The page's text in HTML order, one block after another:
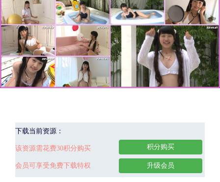
下载当前资源：
该资源需花费30积分购买
会员可享受免费下载特权
积分购买
升级会员